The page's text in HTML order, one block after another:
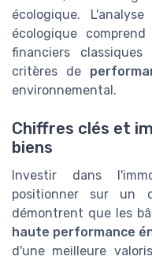
écologique.
écologique
financiers
critères de
environnemental.
Chiffres clés et
biens
Investir dans
positionner sur un
démontrent que les
haute performance
d'une meilleure